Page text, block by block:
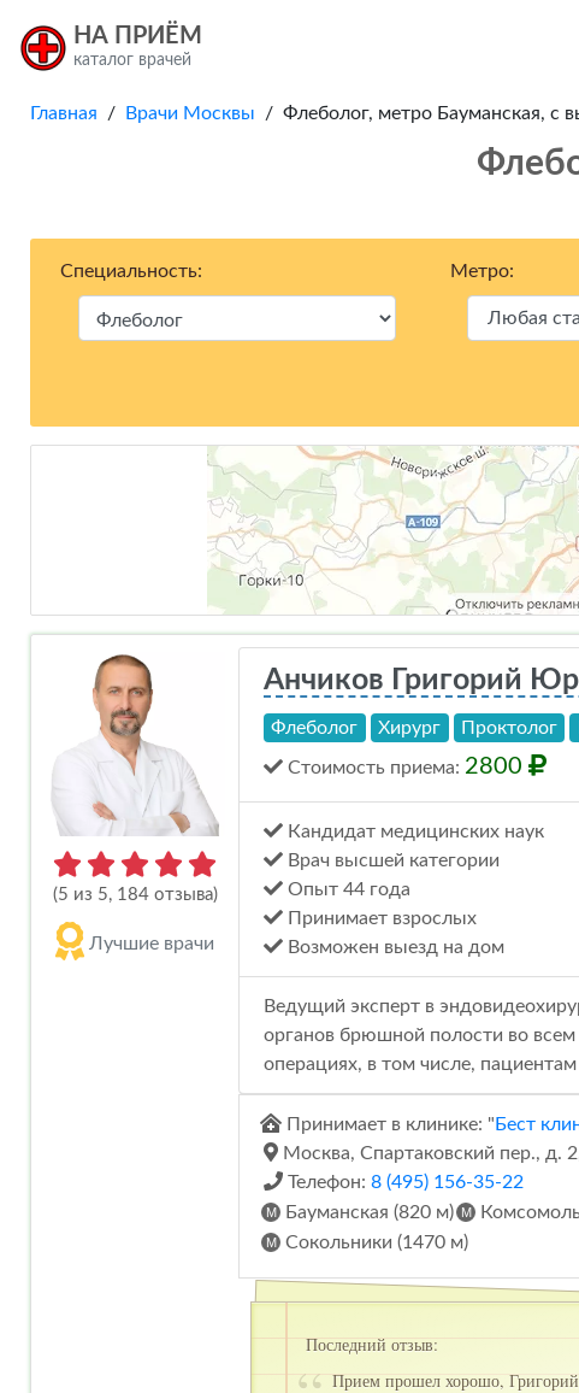
НА ПРИЁМ
каталог врачей
Главная / Врачи Москвы / Флеболог, метро Бауманская, с
Специальность: Метро:
(5 из 5, 184 отзыва)
Лучшие врачи
Анчиков Григорий
Флеболог Хирург Проктолог
Стоимость приема: 2800
Кандидат медицинских наук
Врач высшей категории
Опыт 44 года
Принимает взрослых
Возможен выезд на дом
Ведущий эксперт в
органов брюшной полости во всем
операциях, в том числе,
Принимает в клинике: " Бест
Москва, Спартаковский пер., д.
Телефон: 8 (495) 156-35-22
Бауманская (820 м)
Сокольники (1470 м)
Последний отзыв:
Прием прошел хорошо, Григорий